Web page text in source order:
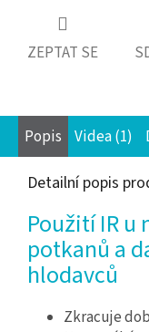
ZEPTAT SE
Popis Videa (1)
Detailní popis
Použití IR u
potkanů a
hlodavců
Zkracuje